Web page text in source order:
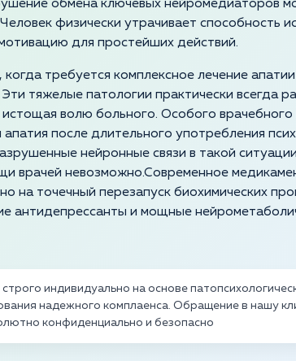
обмена ключевых нейромедиаторов
физически утрачивает способность
для простейших действий.
требуется комплексное лечение апатии
тяжелые патологии практически всегда
истощая волю больного. Особого врачебного
после длительного употребления
нейронные связи в такой
врачей невозможно.Современное
на точечный перезапуск биохимических
антидепрессанты и мощные
индивидуально на основе
надежного комплаенса. Обращение в нашу
конфиденциально и безопасно